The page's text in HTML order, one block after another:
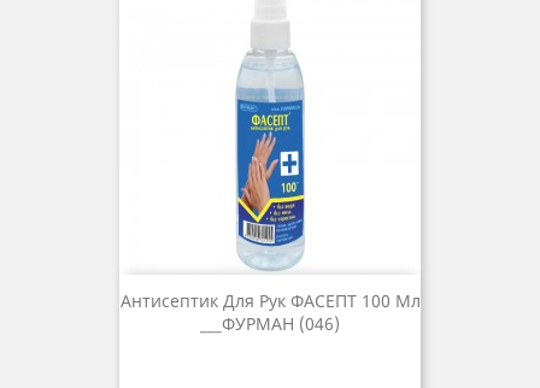
Антисептик Для Рук ФАСЕПТ 100 Мл
___ФУРМАН (046)